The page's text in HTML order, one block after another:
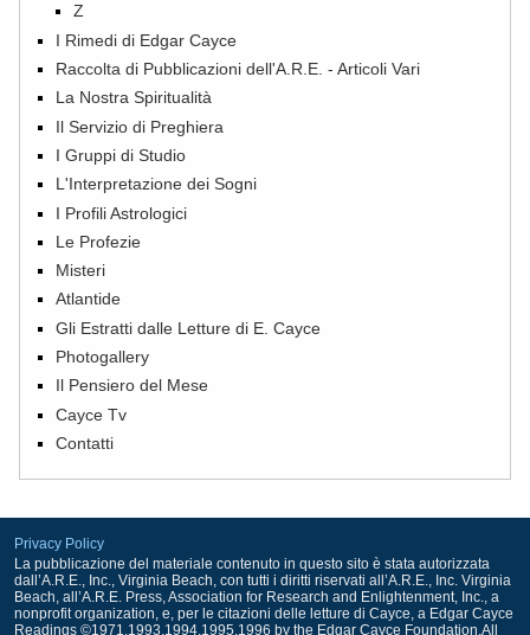
Z
I Rimedi di Edgar Cayce
Raccolta di Pubblicazioni dell'A.R.E. - Articoli Vari
La Nostra Spiritualità
Il Servizio di Preghiera
I Gruppi di Studio
L'Interpretazione dei Sogni
I Profili Astrologici
Le Profezie
Misteri
Atlantide
Gli Estratti dalle Letture di E. Cayce
Photogallery
Il Pensiero del Mese
Cayce Tv
Contatti
Privacy Policy
La pubblicazione del materiale contenuto in questo sito è stata autorizzata
dall’A.R.E., Inc., Virginia Beach, con tutti i diritti riservati all’A.R.E., Inc. Virginia
Beach, all’A.R.E. Press, Association for Research and Enlightenment, Inc., a
nonprofit organization, e, per le citazioni delle letture di Cayce, a Edgar Cayce
Readings ©1971,1993,1994,1995,1996 by the Edgar Cayce Foundation.All